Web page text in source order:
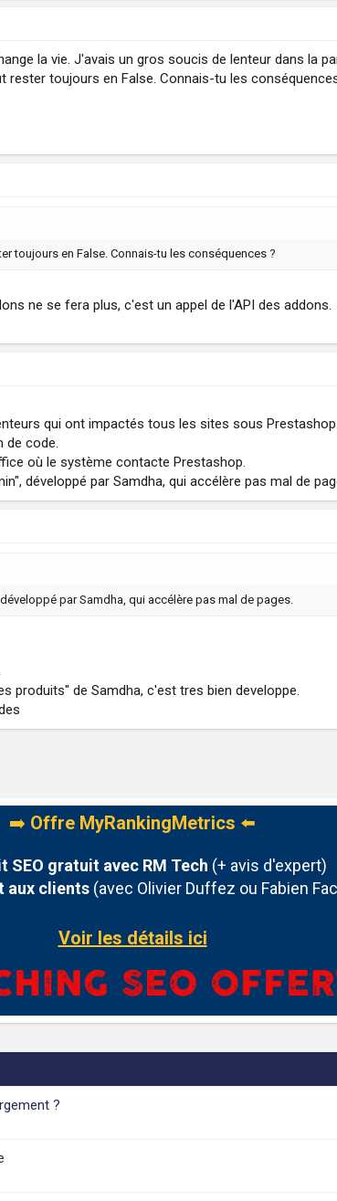
la vie. J'avais un gros soucis de lenteur dans la
toujours en False. Connais-tu les
toujours en False. Connais-tu les conséquences ?
ne se fera plus, c'est un appel de l'API des addons.
qui ont impactés tous les sites sous Prestashop.
de code.
où le système contacte Prestashop.
développé par Samdha, qui accélère pas mal de
par Samdha, qui accélère pas mal de pages.
produits" de Samdha, c'est tres bien developpe.
➡️ Offre MyRankingMetrics ⬅️
SEO gratuit avec RM Tech (+ avis d'expert)
aux clients(avec Olivier Duffez ou Fabien
Voir les détails ici
?